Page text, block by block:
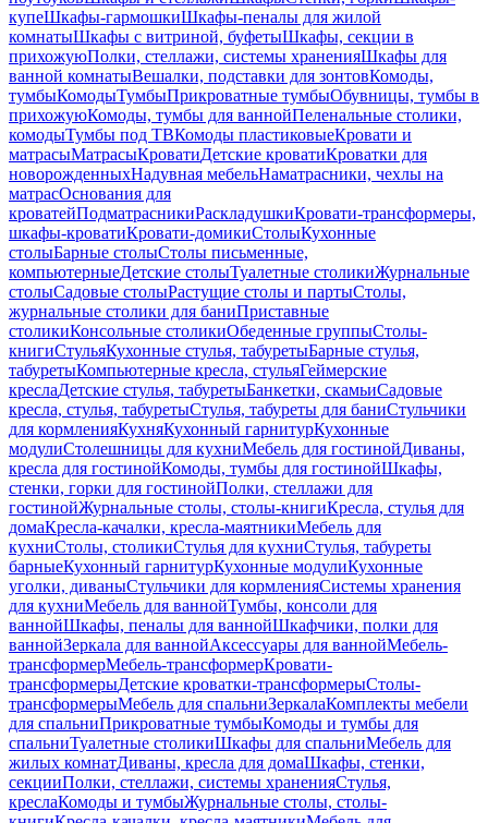
купеШкафы-гармошкиШкафы-пеналы для жилой
комнатыШкафы с витриной, буфетыШкафы, секции в
прихожуюПолки, стеллажи, системы храненияШкафы для
ванной комнатыВешалки, подставки для зонтовКомоды,
тумбыКомодыТумбыПрикроватные тумбыОбувницы, тумбы в
прихожуюКомоды, тумбы для ваннойПеленальные столики,
комодыТумбы под ТВКомоды пластиковыеКровати и
матрасыМатрасыКроватиДетские кроватиКроватки для
новорожденныхНадувная мебельНаматрасники, чехлы на
матрасОснования для
кроватейПодматрасникиРаскладушкиКровати-трансформеры,
шкафы-кроватиКровати-домикиСтолыКухонные
столыБарные столыСтолы письменные,
компьютерныеДетские столыТуалетные столикиЖурнальные
столыСадовые столыРастущие столы и партыСтолы,
журнальные столики для баниПриставные
столикиКонсольные столикиОбеденные группыСтолы-
книгиСтульяКухонные стулья, табуретыБарные стулья,
табуретыКомпьютерные кресла, стульяГеймерские
креслаДетские стулья, табуретыБанкетки, скамьиСадовые
кресла, стулья, табуретыСтулья, табуреты для баниСтульчики
для кормленияКухняКухонный гарнитурКухонные
модулиСтолешницы для кухниМебель для гостинойДиваны,
кресла для гостинойКомоды, тумбы для гостинойШкафы,
стенки, горки для гостинойПолки, стеллажи для
гостинойЖурнальные столы, столы-книгиКресла, стулья для
домаКресла-качалки, кресла-маятникиМебель для
кухниСтолы, столикиСтулья для кухниСтулья, табуреты
барныеКухонный гарнитурКухонные модулиКухонные
уголки, диваныСтульчики для кормленияСистемы хранения
для кухниМебель для ваннойТумбы, консоли для
ваннойШкафы, пеналы для ваннойШкафчики, полки для
ваннойЗеркала для ваннойАксессуары для ваннойМебель-
трансформерМебель-трансформерКровати-
трансформерыДетские кроватки-трансформерыСтолы-
трансформерыМебель для спальниЗеркалаКомплекты мебели
для спальниПрикроватные тумбыКомоды и тумбы для
спальниТуалетные столикиШкафы для спальниМебель для
жилых комнатДиваны, кресла для домаШкафы, стенки,
секцииПолки, стеллажи, системы храненияСтулья,
креслаКомоды и тумбыЖурнальные столы, столы-